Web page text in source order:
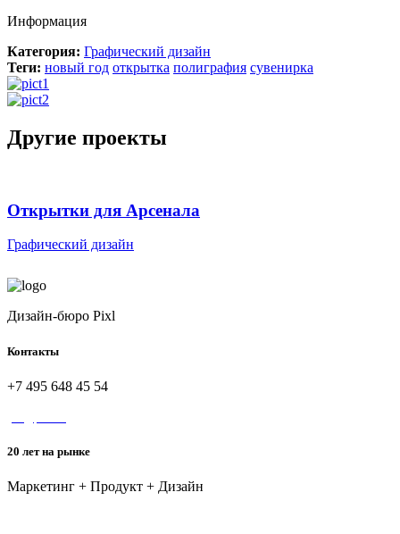
Информация
Категория: Графический дизайн
Теги: новый год открытка полиграфия сувенирка
Другие проекты
Открытки для Арсенала
Графический дизайн
Дизайн-бюро Pixl
Контакты
+7 495 648 45 54
20 лет на рынке
Маркетинг + Продукт + Дизайн